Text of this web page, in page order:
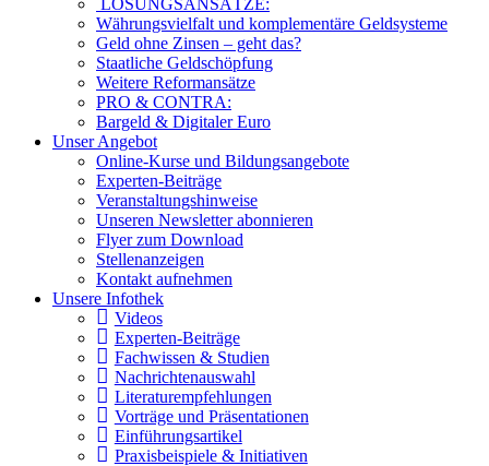
LÖSUNGSANSÄTZE:
Währungsvielfalt und komplementäre Geldsysteme
Geld ohne Zinsen – geht das?
Staatliche Geldschöpfung
Weitere Reformansätze
PRO & CONTRA:
Bargeld & Digitaler Euro
Unser Angebot
Online-Kurse und Bildungsangebote
Experten-Beiträge
Veranstaltungshinweise
Unseren Newsletter abonnieren
Flyer zum Download
Stellenanzeigen
Kontakt aufnehmen
Unsere Infothek
Videos
Experten-Beiträge
Fachwissen & Studien
Nachrichtenauswahl
Literaturempfehlungen
Vorträge und Präsentationen
Einführungsartikel
Praxisbeispiele & Initiativen